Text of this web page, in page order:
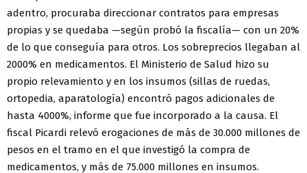
adentro, procuraba direccionar contratos para empresas
propias y se quedaba —según probó la fiscalía— con un 20%
de lo que conseguía para otros. Los sobreprecios llegaban al
2000% en medicamentos. El Ministerio de Salud hizo su
propio relevamiento y en los insumos (sillas de ruedas,
ortopedia, aparatología) encontró pagos adicionales de
hasta 4000%, informe que fue incorporado a la causa. El
fiscal Picardi relevó erogaciones de más de 30.000 millones de
pesos en el tramo en el que investigó la compra de
medicamentos, y más de 75.000 millones en insumos.